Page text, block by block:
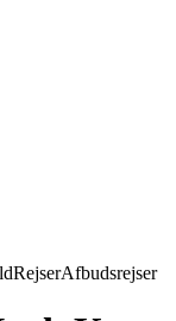
RejserAfbudsrejser